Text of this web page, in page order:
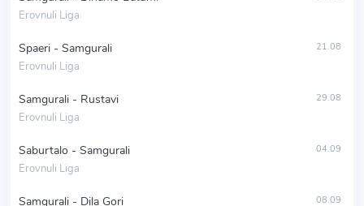
Erovnuli Liga
Spaeri - Samgurali
Erovnuli Liga
21.08
Samgurali - Rustavi
Erovnuli Liga
29.08
Saburtalo - Samgurali
Erovnuli Liga
04.09
Samgurali - Dila Gori 08.09